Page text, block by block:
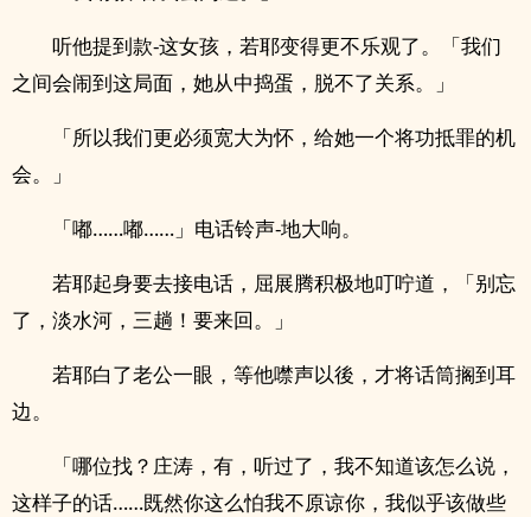
听他提到款-这女孩，若耶变得更不乐观了。「我们
之间会闹到这局面，她从中捣蛋，脱不了关系。」
「所以我们更必须宽大为怀，给她一个将功抵罪的机
会。」
「嘟……嘟……」电话铃声-地大响。
若耶起身要去接电话，屈展腾积极地叮咛道，「别忘
了，淡水河，三趟！要来回。」
若耶白了老公一眼，等他噤声以後，才将话筒搁到耳
边。
「哪位找？庄涛，有，听过了，我不知道该怎么说，
这样子的话……既然你这么怕我不原谅你，我似乎该做些